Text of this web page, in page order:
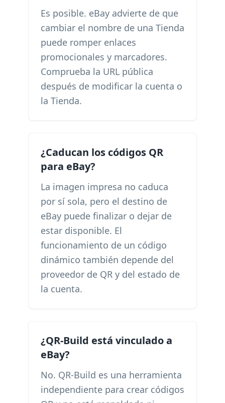
Es posible. eBay advierte de que
cambiar el nombre de una Tienda
puede romper enlaces
promocionales y marcadores.
Comprueba la URL pública
después de modificar la cuenta o
la Tienda.
¿Caducan los códigos QR
para eBay?
La imagen impresa no caduca
por sí sola, pero el destino de
eBay puede finalizar o dejar de
estar disponible. El
funcionamiento de un código
dinámico también depende del
proveedor de QR y del estado de
la cuenta.
¿QR-Build está vinculado a
eBay?
No. QR-Build es una herramienta
independiente para crear códigos